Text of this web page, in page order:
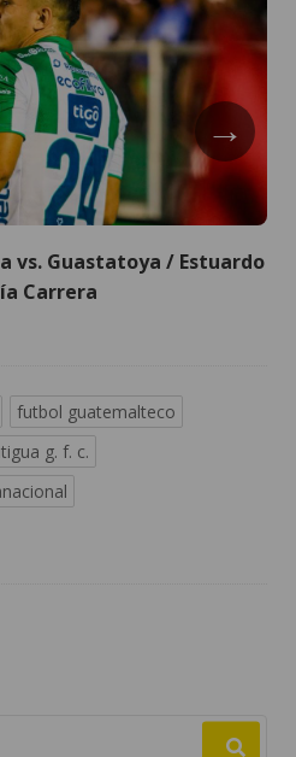
vs. Guastatoya / Estuardo
Carrera
→
futbol guatemalteco
g. f. c.